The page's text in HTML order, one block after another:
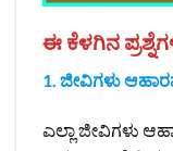
ಈ ಕೆಳಗಿನ
1. ಜೀವಿಗಳು
ಎಲ್ಲಾ ಜೀವಿಗಳು